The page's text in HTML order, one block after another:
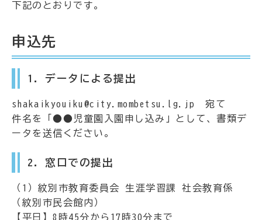
下記のとおりです。
申込先
1．データによる提出
shakaikyouiku@city.mombetsu.lg.jp 宛て
件名を「●●児童園入園申し込み」として、書類デ
ータを送信ください。
2．窓口での提出
（1）紋別市教育委員会 生涯学習課 社会教育係
（紋別市民会館内）
【平日】8時45分から17時30分まで